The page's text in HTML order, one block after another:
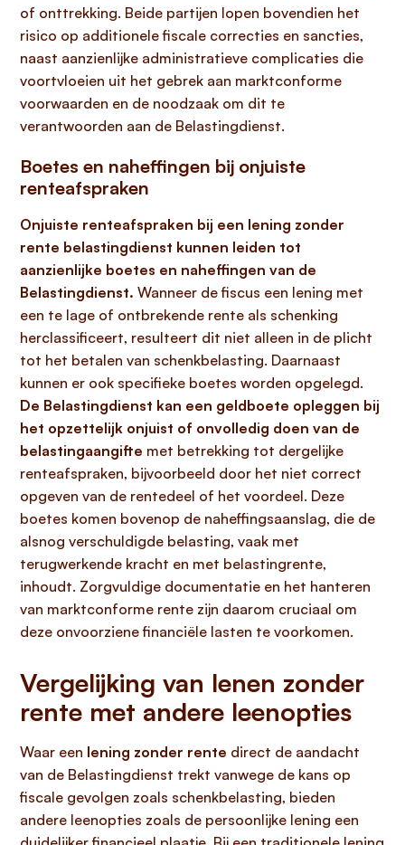
of onttrekking. Beide partijen lopen bovendien het
risico op additionele fiscale correcties en sancties,
naast aanzienlijke administratieve complicaties die
voortvloeien uit het gebrek aan marktconforme
voorwaarden en de noodzaak om dit te
verantwoorden aan de Belastingdienst.
Boetes en naheffingen bij onjuiste
renteafspraken
Onjuiste renteafspraken bij een lening zonder
rente belastingdienst kunnen leiden tot
aanzienlijke boetes en naheffingen van de
Belastingdienst. Wanneer de fiscus een lening met
een te lage of ontbrekende rente als schenking
herclassificeert, resulteert dit niet alleen in de plicht
tot het betalen van schenkbelasting. Daarnaast
kunnen er ook specifieke boetes worden opgelegd.
De Belastingdienst kan een geldboete opleggen bij
het opzettelijk onjuist of onvolledig doen van de
belastingaangifte met betrekking tot dergelijke
renteafspraken, bijvoorbeeld door het niet correct
opgeven van de rentedeel of het voordeel. Deze
boetes komen bovenop de naheffingsaanslag, die de
alsnog verschuldigde belasting, vaak met
terugwerkende kracht en met belastingrente,
inhoudt. Zorgvuldige documentatie en het hanteren
van marktconforme rente zijn daarom cruciaal om
deze onvoorziene financiële lasten te voorkomen.
Vergelijking van lenen zonder
rente met andere leenopties
Waar een lening zonder rente direct de aandacht
van de Belastingdienst trekt vanwege de kans op
fiscale gevolgen zoals schenkbelasting, bieden
andere leenopties zoals de persoonlijke lening een